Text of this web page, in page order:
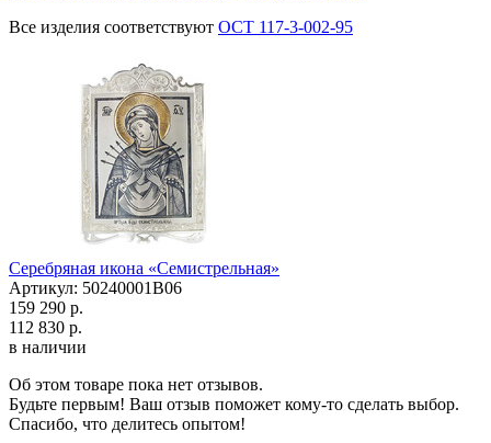
Все изделия соответствуют ОСТ 117-3-002-95
Серебряная икона «Семистрельная»
Артикул: 50240001В06
159 290 р.
112 830 р.
в наличии
Об этом товаре пока нет отзывов.
Будьте первым! Ваш отзыв поможет кому-то сделать выбор.
Спасибо, что делитесь опытом!